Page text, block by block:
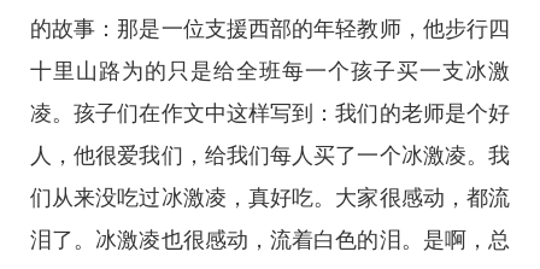
的故事：那是一位支援西部的年轻教师，他步行四
十里山路为的只是给全班每一个孩子买一支冰激
凌。孩子们在作文中这样写到：我们的老师是个好
人，他很爱我们，给我们每人买了一个冰激凌。我
们从来没吃过冰激凌，真好吃。大家很感动，都流
泪了。冰激凌也很感动，流着白色的泪。是啊，总